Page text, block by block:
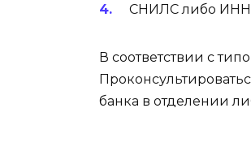
СНИЛС либо ИНН
В соответствии с
банка в отделении